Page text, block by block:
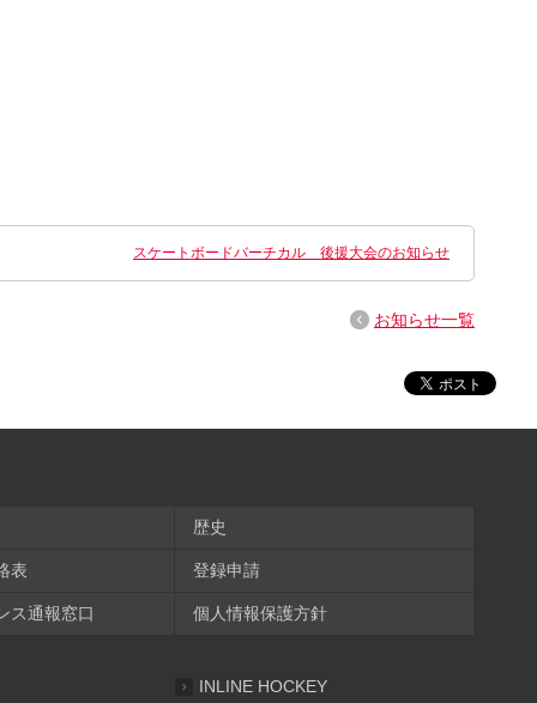
スケートボードバーチカル 後援大会のお知らせ
お知らせ一覧
歴史
表 登録申請
ス通報窓口 個人情報保護方針
INLINE HOCKEY